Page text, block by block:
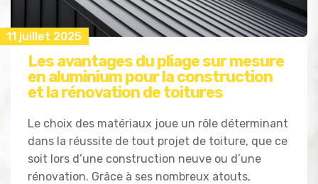
11 juillet 2025
Les avantages du pliage sur mesure
en aluminium pour la construction
et la rénovation de toitures
Le choix des matériaux joue un rôle déterminant
dans la réussite de tout projet de toiture, que ce
soit lors d’une construction neuve ou d’une
rénovation. Grâce à ses nombreux atouts,